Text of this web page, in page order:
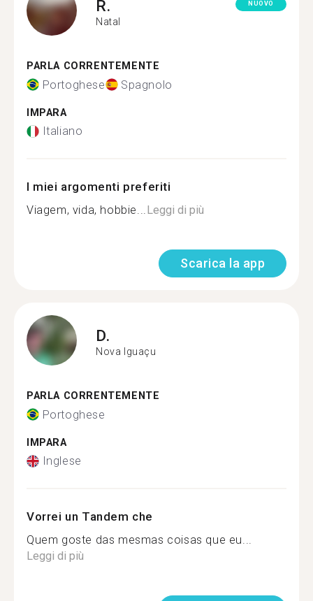
R.
Natal
NUOVO
PARLA CORRENTEMENTE
Portoghese Spagnolo
IMPARA
Italiano
I miei argomenti preferiti
Viagem, vida, hobbie...Leggi di più
Scarica la app
D.
Nova Iguaçu
PARLA CORRENTEMENTE
Portoghese
IMPARA
Inglese
Vorrei un Tandem che
Quem goste das mesmas coisas que eu...
Leggi di più